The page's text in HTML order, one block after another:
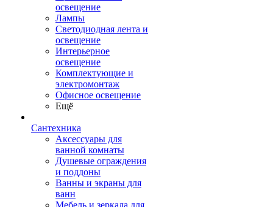
освещение
Лампы
Светодиодная лента и
освещение
Интерьерное
освещение
Комплектующие и
электромонтаж
Офисное освещение
Ещё
Сантехника
Аксессуары для
ванной комнаты
Душевые ограждения
и поддоны
Ванны и экраны для
ванн
Мебель и зеркала для